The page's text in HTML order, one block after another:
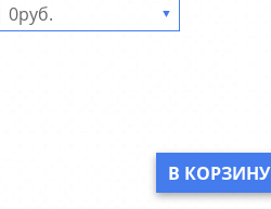
▼
В КОРЗИНУ